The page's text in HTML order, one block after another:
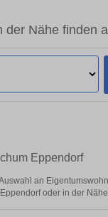
Nähe finden
Eppendorf
an
oder in der Nähe.